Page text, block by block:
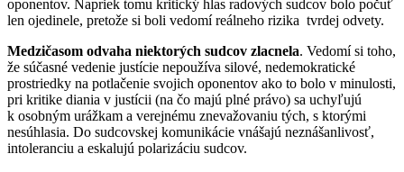
oponentov. Napriek tomu kritický hlas radových sudcov bolo počuť
len ojedinele, pretože si boli vedomí reálneho rizika tvrdej odvety.
Medzičasom odvaha niektorých sudcov zlacnela. Vedomí si toho,
že súčasné vedenie justície nepoužíva silové, nedemokratické
prostriedky na potlačenie svojich oponentov ako to bolo v minulosti,
pri kritike diania v justícii (na čo majú plné právo) sa uchyľujú
k osobným urážkam a verejnému znevažovaniu tých, s ktorými
nesúhlasia. Do sudcovskej komunikácie vnášajú neznášanlivosť,
intoleranciu a eskalujú polarizáciu sudcov.